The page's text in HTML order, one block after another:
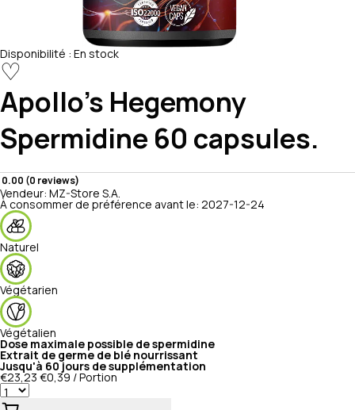
Disponibilité : En stock
♡
Apollo's Hegemony
Spermidine 60 capsules.
0.00 (0 reviews)
Vendeur: MZ-Store S.A.
À consommer de préférence avant le: 2027-12-24
Naturel
Végétarien
Végétalien
Dose maximale possible de spermidine
Extrait de germe de blé nourrissant
Jusqu'à 60 jours de supplémentation
€23,23 €0,39 / Portion